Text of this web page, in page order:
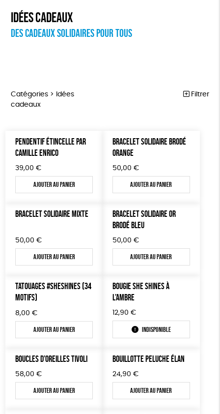
Idées cadeaux
Des cadeaux solidaires pour tous
Catégories >
Idées
cadeaux
Filtrer
BIJOUX
BIEN-ÊTRE
ÉPICERIE
Par défaut
Nouveauté
Prix : du - cher au + cher
Prix
0 € - 50 €
50 € - 100 €
150 € - 200 €
Couleur
Mots clés
Biodégradable
Fabrication artisanale Oeko-Tex
PENDENTIF ÉTINCELLE PAR
CAMILLE ENRICO
39,00 €
Ajouter au panier
BRACELET SOLIDAIRE BRODÉ
ORANGE
50,00 €
Ajouter au panier
BRACELET SOLIDAIRE MIXTE
50,00 €
Ajouter au panier
BRACELET SOLIDAIRE OR
BRODÉ BLEU
50,00 €
Ajouter au panier
TATOUAGES #SHESHINES (34
MOTIFS)
8,00 €
Ajouter au panier
BOUGIE SHE SHINES À
L’AMBRE
12,90 €
Indisponible
BOUCLES D’OREILLES TIVOLI
58,00 €
Ajouter au panier
BOUILLOTTE PELUCHE ÉLAN
24,90 €
Ajouter au panier